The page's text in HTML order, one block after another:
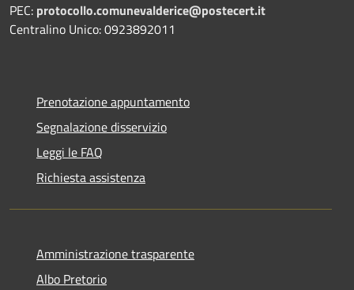
PEC: protocollo.comunevalderice@postecert.it
Centralino Unico: 0923892011
Prenotazione appuntamento
Segnalazione disservizio
Leggi le FAQ
Richiesta assistenza
Amministrazione trasparente
Albo Pretorio